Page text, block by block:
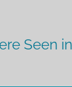
Seen